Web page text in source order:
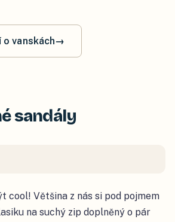
vanskách→
sandály
cool! Většina z nás si pod pojmem
na suchý zip doplněný o pár